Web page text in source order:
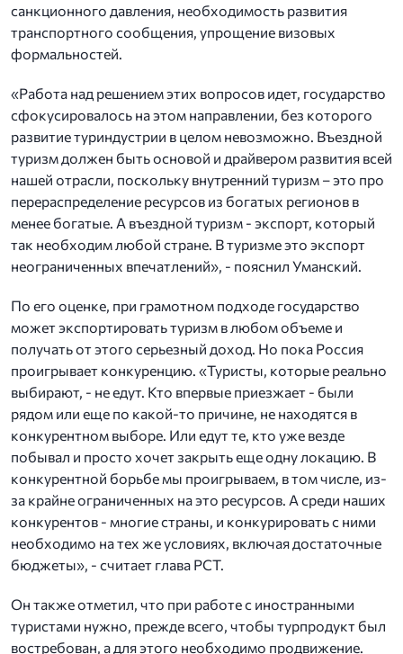
санкционного давления, необходимость развития
транспортного сообщения, упрощение визовых
формальностей.
«Работа над решением этих вопросов идет, государство
сфокусировалось на этом направлении, без которого
развитие туриндустрии в целом невозможно. Въездной
туризм должен быть основой и драйвером развития всей
нашей отрасли, поскольку внутренний туризм – это про
перераспределение ресурсов из богатых регионов в
менее богатые. А въездной туризм - экспорт, который
так необходим любой стране. В туризме это экспорт
неограниченных впечатлений», - пояснил Уманский.
По его оценке, при грамотном подходе государство
может экспортировать туризм в любом объеме и
получать от этого серьезный доход. Но пока Россия
проигрывает конкуренцию. «Туристы, которые реально
выбирают, - не едут. Кто впервые приезжает - были
рядом или еще по какой-то причине, не находятся в
конкурентном выборе. Или едут те, кто уже везде
побывал и просто хочет закрыть еще одну локацию. В
конкурентной борьбе мы проигрываем, в том числе, из-
за крайне ограниченных на это ресурсов. А среди наших
конкурентов - многие страны, и конкурировать с ними
необходимо на тех же условиях, включая достаточные
бюджеты», - считает глава РСТ.
Он также отметил, что при работе с иностранными
туристами нужно, прежде всего, чтобы турпродукт был
востребован, а для этого необходимо продвижение.